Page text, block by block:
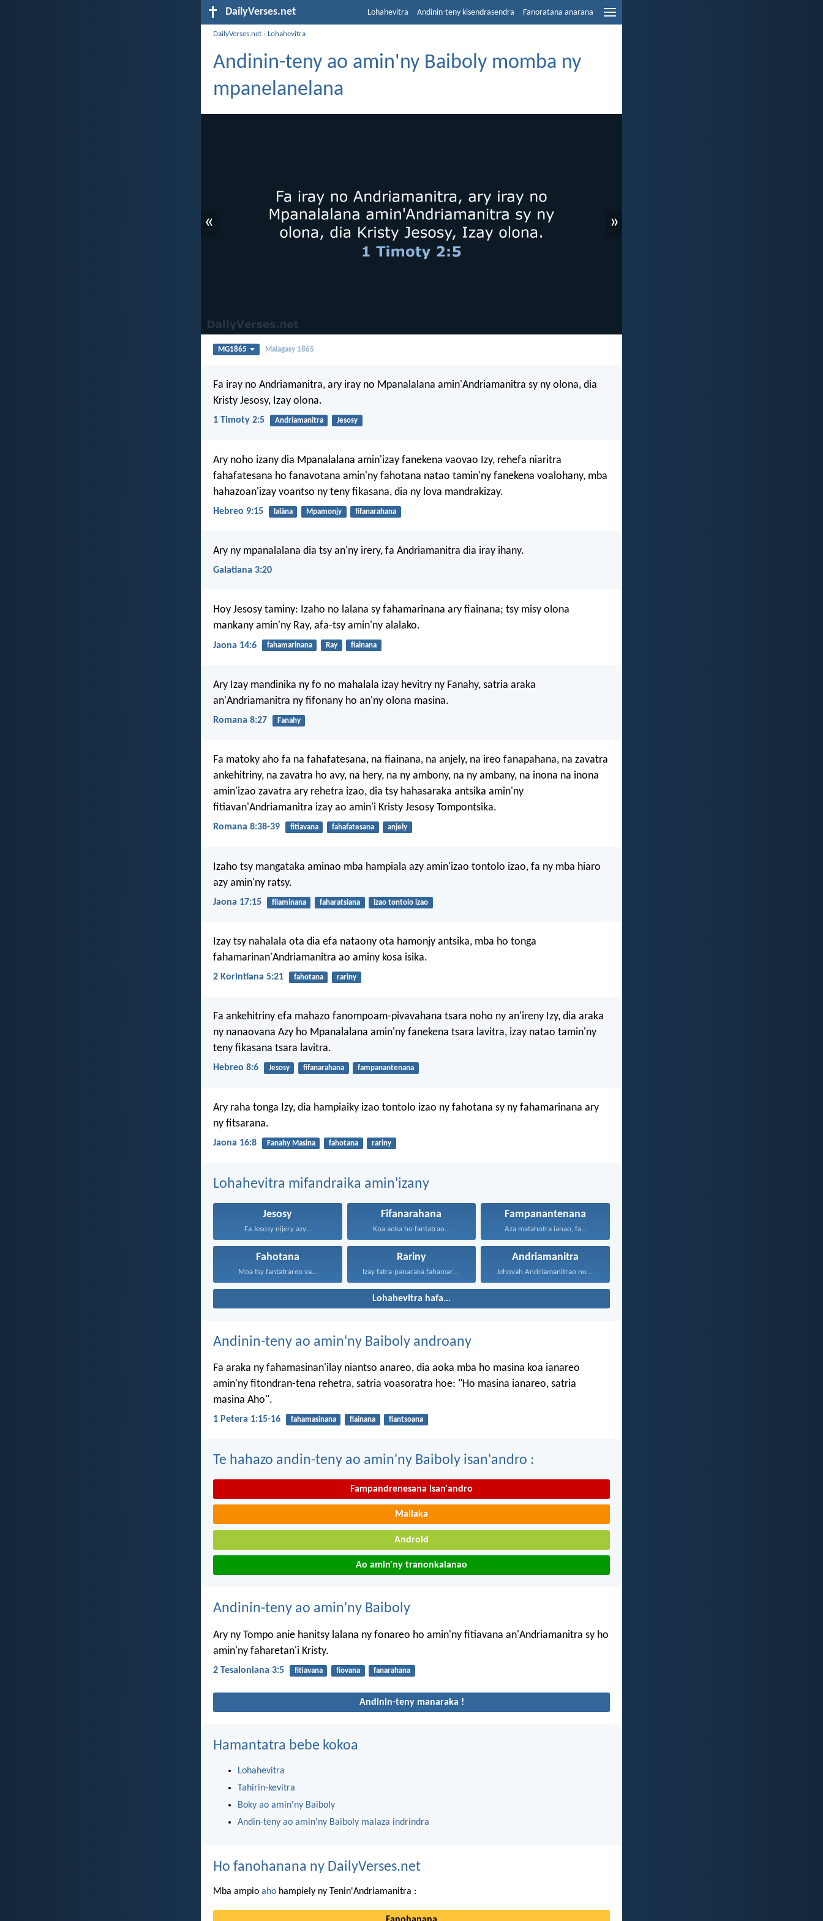
DailyVerses.net Lohahevitra Andinin-teny kisendrasendra Fanoratana anarana
DailyVerses.net ›Lohahevitra
Andinin-teny ao amin'ny Baiboly momba ny
mpanelanelana
« »
MG1865 Malagasy 1865
Fa iray no Andriamanitra, ary iray no Mpanalalana amin'Andriamanitra sy ny olona, dia
Kristy Jesosy, Izay olona.
1 Timoty 2:5 Andriamanitra Jesosy
Ary noho izany dia Mpanalalana amin'izay fanekena vaovao Izy, rehefa niaritra
fahafatesana ho fanavotana amin'ny fahotana natao tamin'ny fanekena voalohany, mba
hahazoan'izay voantso ny teny fikasana, dia ny lova mandrakizay.
Hebreo 9:15 lalàna Mpamonjy fifanarahana
Ary ny mpanalalana dia tsy an'ny irery, fa Andriamanitra dia iray ihany.
Galatiana 3:20
Hoy Jesosy taminy: Izaho no lalana sy fahamarinana ary fiainana; tsy misy olona
mankany amin'ny Ray, afa-tsy amin'ny alalako.
Jaona 14:6 fahamarinana Ray fiainana
Ary Izay mandinika ny fo no mahalala izay hevitry ny Fanahy, satria araka
an'Andriamanitra ny fifonany ho an'ny olona masina.
Romana 8:27 Fanahy
Fa matoky aho fa na fahafatesana, na fiainana, na anjely, na ireo fanapahana, na zavatra
ankehitriny, na zavatra ho avy, na hery, na ny ambony, na ny ambany, na inona na inona
amin'izao zavatra ary rehetra izao, dia tsy hahasaraka antsika amin'ny
fitiavan'Andriamanitra izay ao amin'i Kristy Jesosy Tompontsika.
Romana 8:38-39 fitiavana fahafatesana anjely
Izaho tsy mangataka aminao mba hampiala azy amin'izao tontolo izao, fa ny mba hiaro
azy amin'ny ratsy.
Jaona 17:15 filaminana faharatsiana izao tontolo izao
Izay tsy nahalala ota dia efa nataony ota hamonjy antsika, mba ho tonga
fahamarinan'Andriamanitra ao aminy kosa isika.
2 Korintiana 5:21 fahotana rariny
Fa ankehitriny efa mahazo fanompoam-pivavahana tsara noho ny an'ireny Izy, dia araka
ny nanaovana Azy ho Mpanalalana amin'ny fanekena tsara lavitra, izay natao tamin'ny
teny fikasana tsara lavitra.
Hebreo 8:6 Jesosy fifanarahana fampanantenana
Ary raha tonga Izy, dia hampiaiky izao tontolo izao ny fahotana sy ny fahamarinana ary
ny fitsarana.
Jaona 16:8 Fanahy Masina fahotana rariny
Lohahevitra mifandraika amin'izany
Jesosy
Fa Jesosy nijery azy...
Fifanarahana
Koa aoka ho fantatrao...
Fampanantenana
Aza matahotra ianao, fa...
Fahotana
Moa tsy fantatrareo va...
Rariny
Izay fatra-panaraka fahamarinana sy...
Andriamanitra
Jehovah Andriamanitrao no ao...
Lohahevitra hafa...
Andinin-teny ao amin'ny Baiboly androany
Fa araka ny fahamasinan'ilay niantso anareo, dia aoka mba ho masina koa ianareo
amin'ny fitondran-tena rehetra, satria voasoratra hoe: "Ho masina ianareo, satria
masina Aho".
1 Petera 1:15-16 fahamasinana fiainana fiantsoana
Te hahazo andin-teny ao amin'ny Baiboly isan'andro :
Fampandrenesana isan'andro
Mailaka
Android
Ao amin'ny tranonkalanao
Andinin-teny ao amin'ny Baiboly
Ary ny Tompo anie hanitsy lalana ny fonareo ho amin'ny fitiavana an'Andriamanitra sy ho
amin'ny faharetan'i Kristy.
2 Tesaloniana 3:5 fitiavana fiovana fanarahana
Andinin-teny manaraka !
Hamantatra bebe kokoa
Lohahevitra
Tahirin-kevitra
Boky ao amin'ny Baiboly
Andin-teny ao amin'ny Baiboly malaza indrindra
Ho fanohanana ny DailyVerses.net
Mba ampio aho hampiely ny Tenin'Andriamanitra :